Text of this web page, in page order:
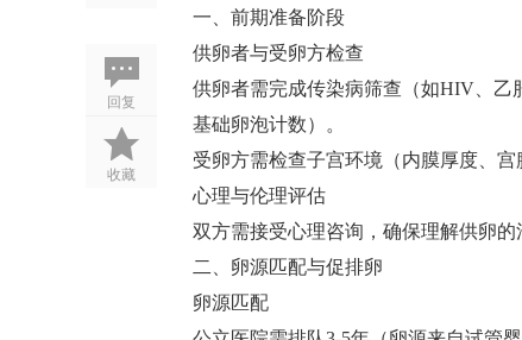
回复
收藏
一、前期准备阶段
供卵者与受卵方检查‌
供卵者需完成传染病筛查（如HIV、乙
基础卵泡计数）‌。
受卵方需检查子宫环境（内膜厚度、
心理与伦理评估‌
双方需接受心理咨询，确保理解供卵的
二、卵源匹配与促排卵
卵源匹配‌